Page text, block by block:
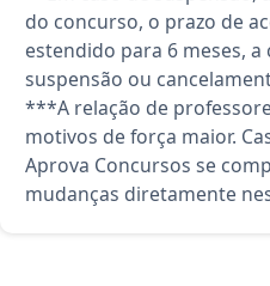
do concurso, o prazo de
estendido para 6 meses,
suspensão ou
***A relação de
motivos de força maior.
Aprova Concursos se
mudanças diretamente